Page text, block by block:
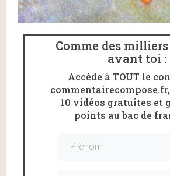
commentaire linéaire
Comme des
avant toi :
Accède à TOUT le
10 vidéos gratuites et
points au bac de